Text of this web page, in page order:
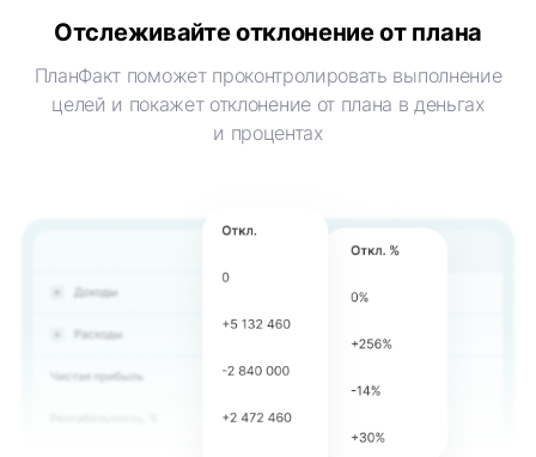
Отслеживайтеотклонение от плана
ПланФакт поможет проконтролировать выполнение
целей и покажет отклонение от плана в деньгах
и процентах